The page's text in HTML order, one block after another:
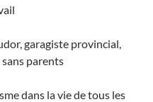
garagiste provincial,
parents
dans la vie de tous les